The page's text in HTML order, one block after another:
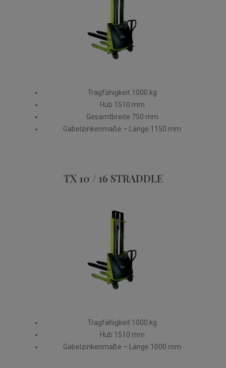
Tragfähigkeit 1000 kg
Hub 1510 mm
Gesamtbreite 750 mm
Gabelzinkenmaße – Länge 1150 mm
TX 10 / 16 STRADDLE​
Tragfähigkeit 1000 kg
Hub 1510 mm
Gabelzinkenmaße – Länge 1000 mm